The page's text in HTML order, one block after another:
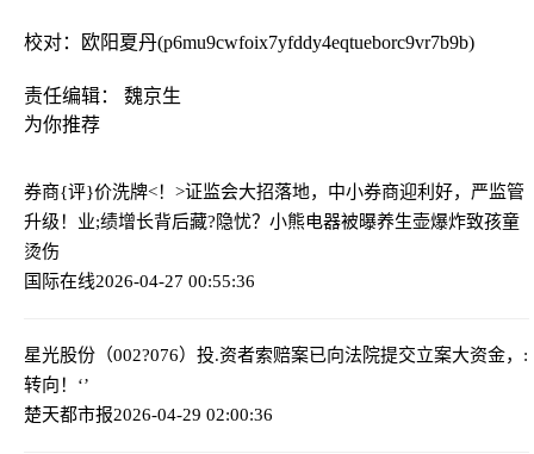
校对：欧阳夏丹(p6mu9cwfoix7yfddy4eqtueborc9vr7b9b)
责任编辑： 魏京生
为你推荐
券商{评}价洗牌<！>证监会大招落地，中小券商迎利好，严监管
升级！ 业;绩增长背后藏?隐忧？小熊电器被曝养生壶爆炸致孩童
烫伤
国际在线2026-04-27 00:55:36
星光股份（002?076）投.资者索赔案已向法院提交立案大资金，:
转向！‘’
楚天都市报2026-04-29 02:00:36